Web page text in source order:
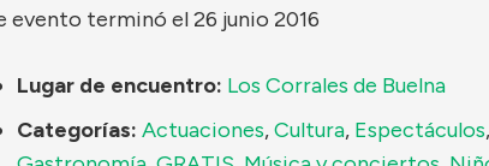
evento terminó el 26 junio 2016
Lugar de encuentro: Los Corrales de Buelna
Categorías: Actuaciones,Cultura, Espectáculos,